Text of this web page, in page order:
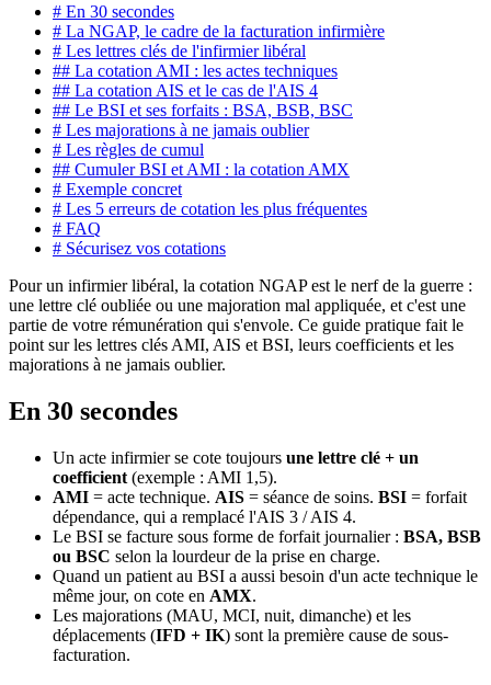
# En 30 secondes
# La NGAP, le cadre de la facturation infirmière
# Les lettres clés de l'infirmier libéral
## La cotation AMI : les actes techniques
## La cotation AIS et le cas de l'AIS 4
## Le BSI et ses forfaits : BSA, BSB, BSC
# Les majorations à ne jamais oublier
# Les règles de cumul
## Cumuler BSI et AMI : la cotation AMX
# Exemple concret
# Les 5 erreurs de cotation les plus fréquentes
# FAQ
# Sécurisez vos cotations
Pour un infirmier libéral, la cotation NGAP est le nerf de la guerre :
une lettre clé oubliée ou une majoration mal appliquée, et c'est une
partie de votre rémunération qui s'envole. Ce guide pratique fait le
point sur les lettres clés AMI, AIS et BSI, leurs coefficients et les
majorations à ne jamais oublier.
En 30 secondes
Un acte infirmier se cote toujours une lettre clé + un
coefficient (exemple : AMI 1,5).
AMI = acte technique. AIS = séance de soins. BSI = forfait
dépendance, qui a remplacé l'AIS 3 / AIS 4.
Le BSI se facture sous forme de forfait journalier : BSA, BSB
ou BSC selon la lourdeur de la prise en charge.
Quand un patient au BSI a aussi besoin d'un acte technique le
même jour, on cote en AMX.
Les majorations (MAU, MCI, nuit, dimanche) et les
déplacements (IFD + IK) sont la première cause de sous-
facturation.